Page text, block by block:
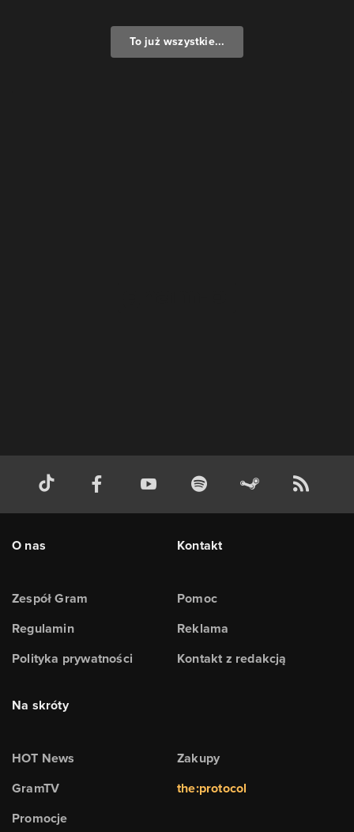
To już wszystkie...
O nas
Zespół Gram
Regulamin
Polityka prywatności
Kontakt
Pomoc
Reklama
Kontakt z redakcją
Na skróty
HOT News
GramTV
Promocje
Zakupy
the:protocol